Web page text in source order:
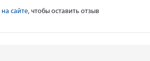
сайте, чтобы оставить отзыв